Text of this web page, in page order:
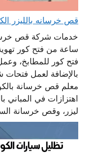
قص خرسانه بالليزر الكويت 65932555 فتح
ساعة من فتح كور
فتح كور للمطابخ،
بالإضافة لعمل فتحات
معلم قص خرسانة
اهتزازات في المباني
ليزر، وقص خرسانة